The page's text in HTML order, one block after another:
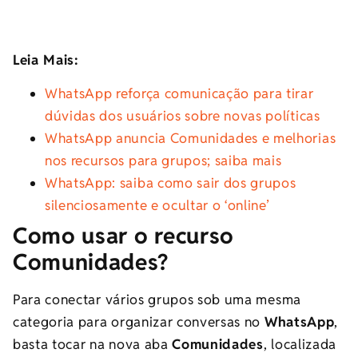
Leia Mais:
WhatsApp reforça comunicação para tirar
dúvidas dos usuários sobre novas políticas
WhatsApp anuncia Comunidades e melhorias
nos recursos para grupos; saiba mais
WhatsApp: saiba como sair dos grupos
silenciosamente e ocultar o ‘online’
Como usar o recurso
Comunidades?
Para conectar vários grupos sob uma mesma
categoria para organizar conversas no WhatsApp,
basta tocar na nova abaComunidades, localizada